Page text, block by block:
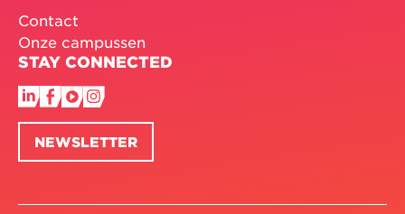
Contact
Onze campussen
STAY CONNECTED
NEWSLETTER